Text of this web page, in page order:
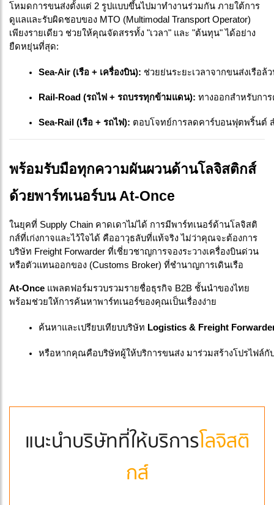
โหมดการขนส่งตั้งแต่ 2 รูปแบบขึ้นไปมาทำงานร่วมกัน ภายใต้การ
ดูแลและรับผิดชอบของ MTO (Multimodal Transport Operator)
เพียงรายเดียว ช่วยให้คุณจัดสรรทั้ง "เวลา" และ "ต้นทุน" ได้อย่าง
ยืดหยุ่นที่สุด:
Sea-Air (เรือ + เครื่องบิน): ช่วยย่นระยะเวลาจากขนส่งเรือล้
Rail-Road (รถไฟ + รถบรรทุกข้ามแดน): ทางออกสำหรับการ
Sea-Rail (เรือ + รถไฟ): ตอบโจทย์การลดคาร์บอนฟุตพริ้นต์
พร้อมรับมือทุกความผันผวนด้านโลจิสติกส์
ด้วยพาร์ทเนอร์บน At-Once
ในยุคที่ Supply Chain คาดเดาไม่ได้ การมีพาร์ทเนอร์ด้านโลจิสติ
กส์ที่เก่งกาจและไว้ใจได้ คืออาวุธลับที่แท้จริง ไม่ว่าคุณจะต้องการ
บริษัท Freight Forwarder ที่เชี่ยวชาญการจองระวางเครื่องบินด่วน
หรือตัวแทนออกของ (Customs Broker) ที่ชำนาญการเดินเรือ
At-Once แพลตฟอร์มรวบรวมรายชื่อธุรกิจ B2B ชั้นนำของไทย
พร้อมช่วยให้การค้นหาพาร์ทเนอร์ของคุณเป็นเรื่องง่าย
ค้นหาและเปรียบเทียบบริษัท Logistics & Freight
หรือหากคุณคือบริษัทผู้ให้บริการขนส่ง มาร่วมสร้างโปรไฟล์
แนะนำบริษัทที่ให้บริการโลจิสติ
กส์